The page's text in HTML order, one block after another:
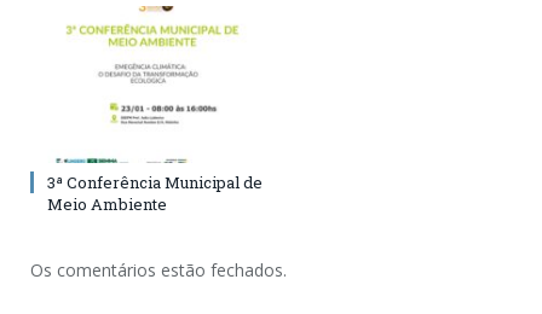
3ª Conferência Municipal de
Meio Ambiente
Os comentários estão fechados.